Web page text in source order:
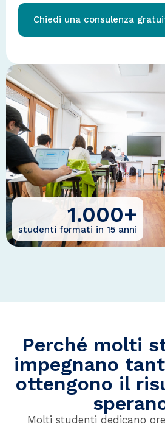
Chiedi una consulenza
studenti formati in 15 anni
1.000+
Perché molti
impegnano
ottengono il
Molti studenti dedicano